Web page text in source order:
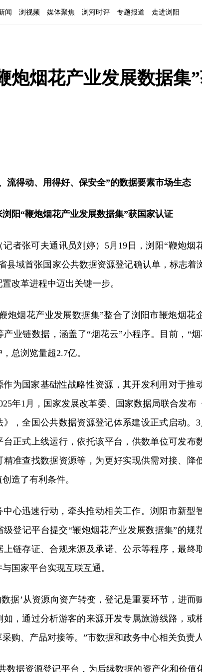
闻 浏视频 媒体聚焦 浏河时评 专题报道 走进浏阳
炮烟花产业发展数据集
流得动、用得好、保安全”的数据要素市场生态
阳“鞭炮烟花产业发展数据集”获国家认证
记者张可夫通讯员刘婷）5月19日，浏阳“鞭炮烟
县域首张国家公共数据资源登记确认单，标志着
改革进程中迈出关键一步。
炮烟花产业发展数据集”整合了浏阳市鞭炮烟花
业链数据，涵盖了“烟花云”小程序。目前，“
总浏览量超2.7亿。
作为国家基础性战略性资源，其开发利用对于推
年1月，国家发展改革委、国家数据局联合发布
》，全国公共数据资源登记体系建设正式启动。
台正式上线运行，依托该平台，供数单位可发布
精准查找数据资源等，为更好实现供需对接、降
造了有利条件。
中心迅速行动，牵头推动相关工作。浏阳市新型
级登记平台提交“鞭炮烟花产业发展数据集”的规
上链存证、合规来源及承诺、公示等程序，最终
国家平台实现互联互通。
数据’从资源向资产转变，登记是重要环节，进而
如，通过分析游客的来源开发专属旅游线路，或
购、产品对接等。”市数据和政务中心相关负责人
数据资源登记平台，为后续数据的资产化和价值